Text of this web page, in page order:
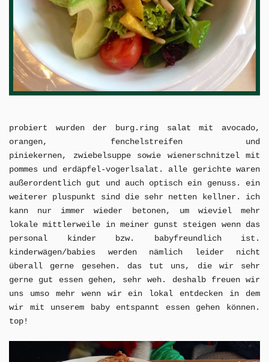
probiert wurden der burg.ring salat mit avocado,
orangen, fenchelstreifen und
piniekernen, zwiebelsuppe sowie wienerschnitzel mit
pommes und erdäpfel-vogerlsalat. alle gerichte waren
außerordentlich gut und auch optisch ein genuss. ein
weiterer pluspunkt sind die sehr netten kellner. ich
kann nur immer wieder betonen, um wieviel mehr
lokale mittlerweile in meiner gunst steigen wenn das
personal kinder bzw. babyfreundlich ist.
kinderwägen/babies werden nämlich leider nicht
überall gerne gesehen. das tut uns, die wir sehr
gerne gut essen gehen, sehr weh. deshalb freuen wir
uns umso mehr wenn wir ein lokal entdecken in dem
wir mit unserem baby entspannt essen gehen können.
top!